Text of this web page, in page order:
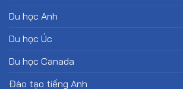
Du học Anh
Du học Úc
Du học Canada
Đào tạo tiếng Anh